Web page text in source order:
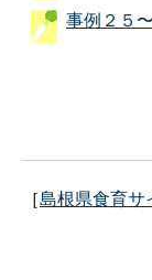
事例２５
［島根県食育サ